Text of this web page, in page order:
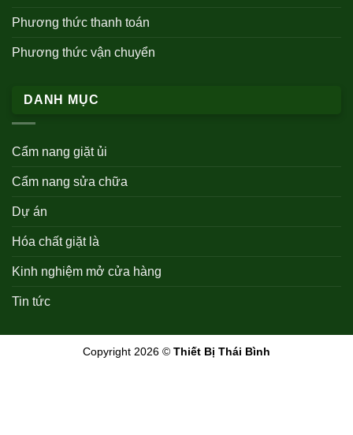
Phương thức thanh toán
Phương thức vận chuyển
DANH MỤC
Cẩm nang giặt ủi
Cẩm nang sửa chữa
Dự án
Hóa chất giặt là
Kinh nghiệm mở cửa hàng
Tin tức
Copyright 2026 © Thiết Bị Thái Bình